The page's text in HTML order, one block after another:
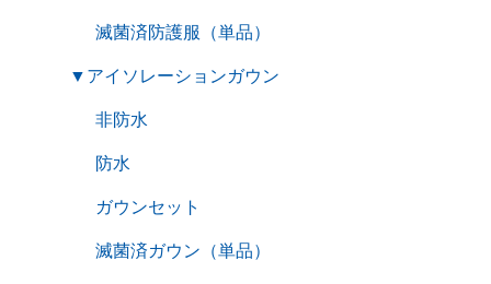
滅菌済防護服（単品）
▼ アイソレーションガウン
非防水
防水
ガウンセット
滅菌済ガウン（単品）